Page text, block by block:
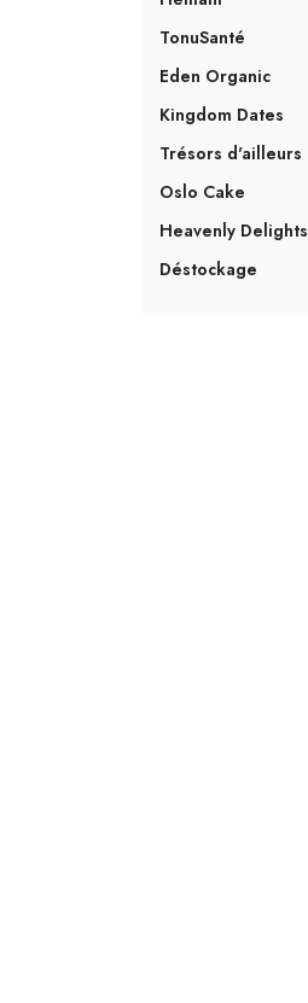
TonuSanté
Eden Organic
Kingdom Dates
Trésors d'ailleurs
Oslo Cake
Heavenly Delights
Déstockage